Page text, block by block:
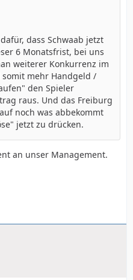
dass Schwaab jetzt
6 Monatsfrist, bei uns
weiterer Konkurrenz im
mehr Handgeld /
den Spieler
raus. Und das Freiburg
noch was abbekommt
jetzt zu drücken.
an unser Management.